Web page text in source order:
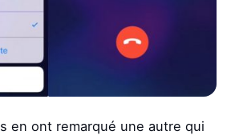
en ont remarqué une autre qui